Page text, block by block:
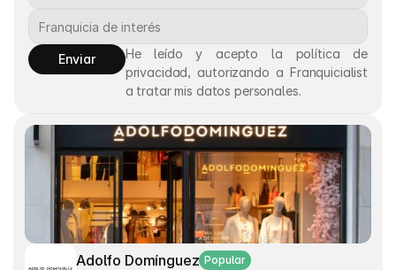
Enviar
He leído y acepto la política de
privacidad, autorizando a Franquicialist
a tratar mis datos personales.
Adolfo Domínguez Popular